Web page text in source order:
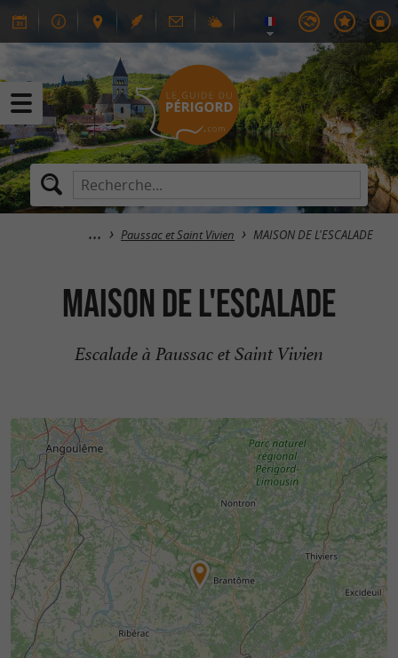
Paussac et Saint Vivien MAISON DE L'ESCALADE
MAISON DE L'ESCALADE
Escalade à Paussac et Saint Vivien